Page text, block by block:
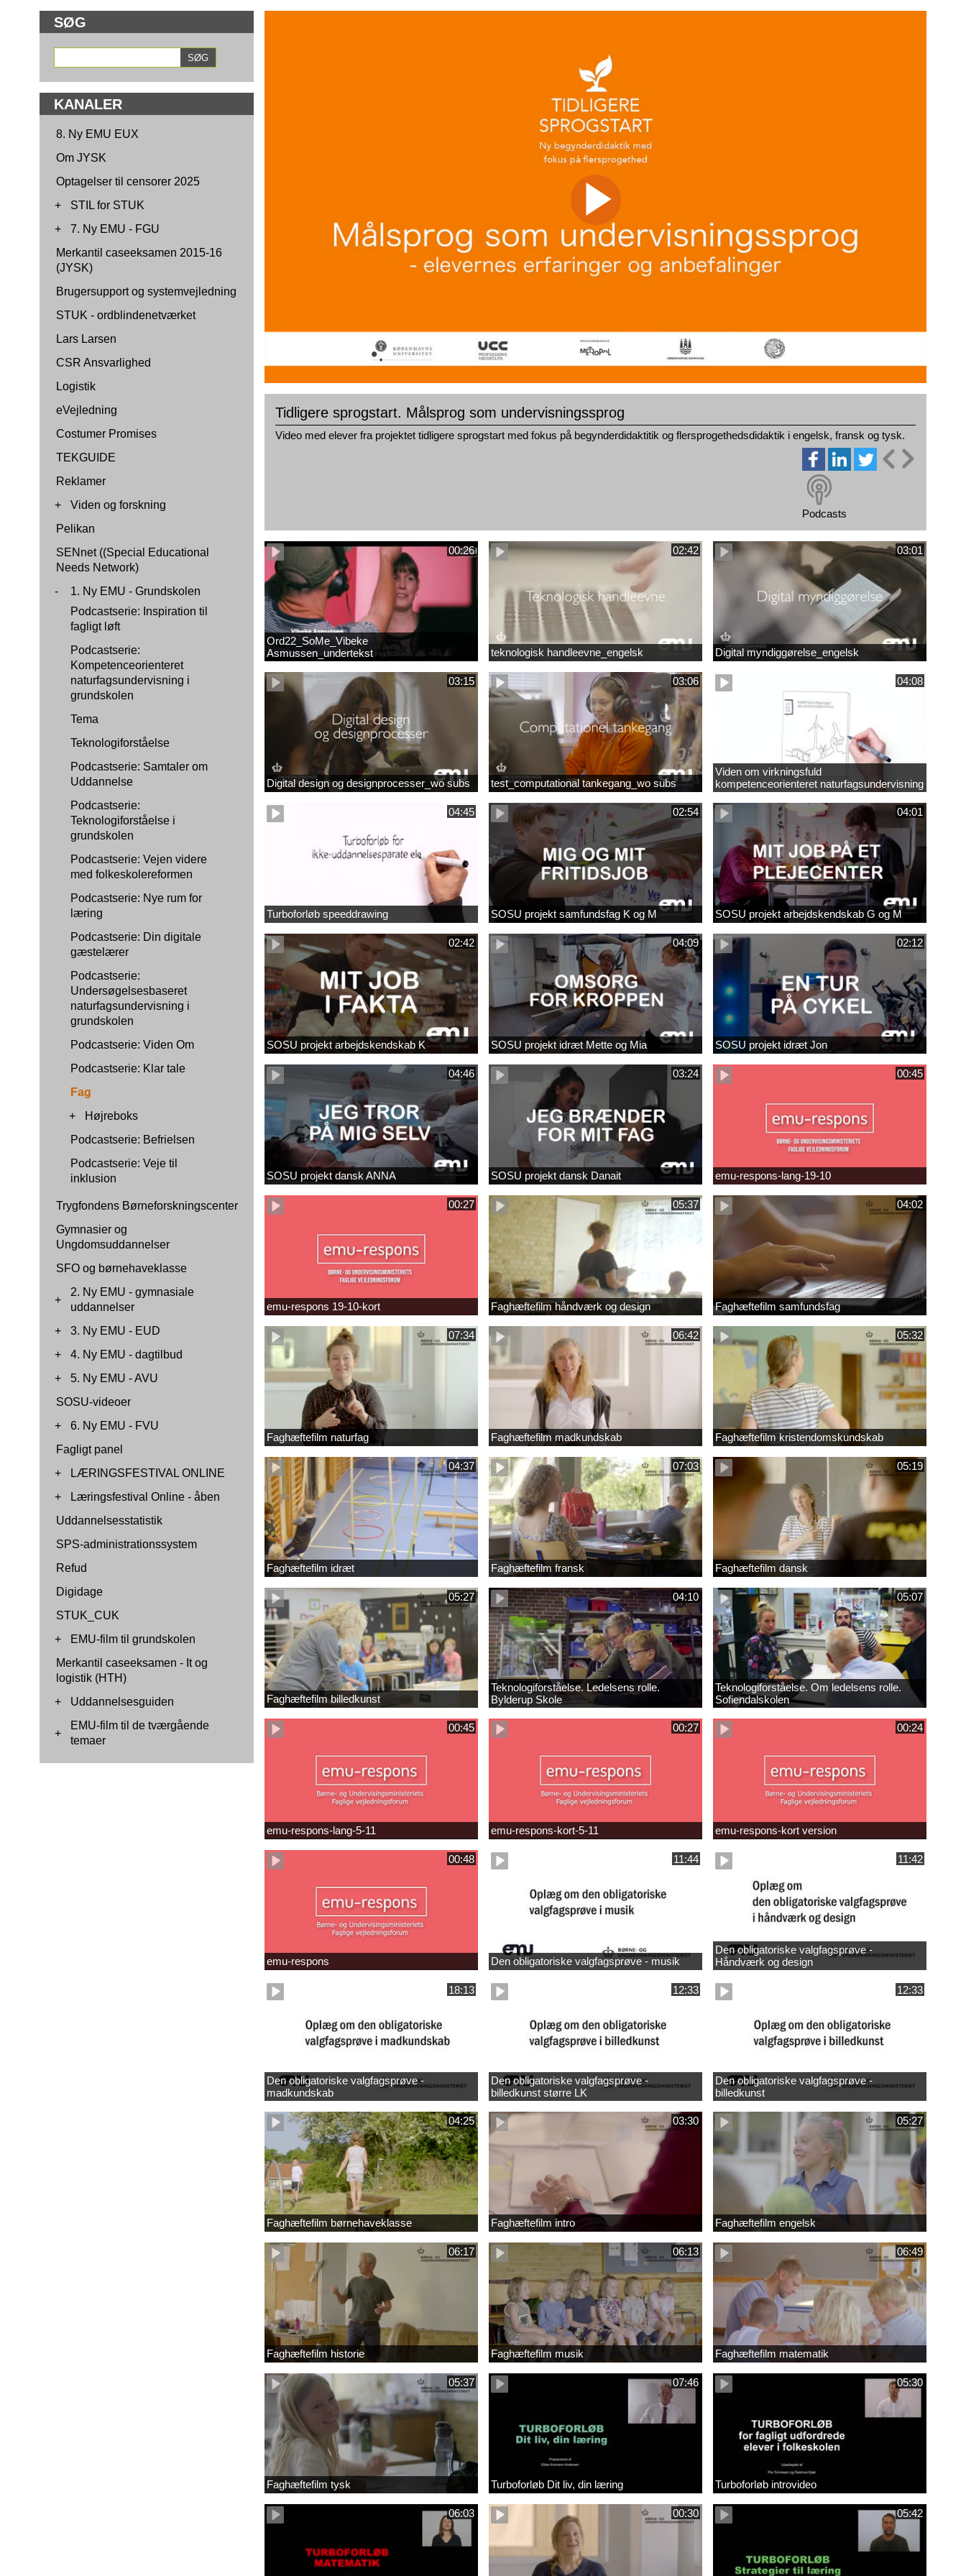
SØG
KANALER
8. Ny EMU EUX
Om JYSK
Optagelser til censorer 2025
+
STIL for STUK
+
7. Ny EMU - FGU
Merkantil caseeksamen 2015-16
(JYSK)
Brugersupport og systemvejledning
STUK - ordblindenetværket
Lars Larsen
CSR Ansvarlighed
Logistik
eVejledning
Costumer Promises
TEKGUIDE
Reklamer
+
Viden og forskning
Pelikan
SENnet ((Special Educational
Needs Network)
-
1. Ny EMU - Grundskolen
Podcastserie: Inspiration til
fagligt løft
Podcastserie:
Kompetenceorienteret
naturfagsundervisning i
grundskolen
Tema
Teknologiforståelse
Podcastserie: Samtaler om
Uddannelse
Podcastserie:
Teknologiforståelse i
grundskolen
Podcastserie: Vejen videre
med folkeskolereformen
Podcastserie: Nye rum for
læring
Podcastserie: Din digitale
gæstelærer
Podcastserie:
Undersøgelsesbaseret
naturfagsundervisning i
grundskolen
Podcastserie: Viden Om
Podcastserie: Klar tale
Fag
+
Højreboks
Podcastserie: Befrielsen
Podcastserie: Veje til
inklusion
Trygfondens Børneforskningscenter
Gymnasier og
Ungdomsuddannelser
SFO og børnehaveklasse
+
2. Ny EMU - gymnasiale
uddannelser
+
3. Ny EMU - EUD
+
4. Ny EMU - dagtilbud
+
5. Ny EMU - AVU
SOSU-videoer
+
6. Ny EMU - FVU
Fagligt panel
+
LÆRINGSFESTIVAL ONLINE
+
Læringsfestival Online - åben
Uddannelsesstatistik
SPS-administrationssystem
Refud
Digidage
STUK_CUK
+
EMU-film til grundskolen
Merkantil caseeksamen - It og
logistik (HTH)
+
Uddannelsesguiden
+
EMU-film til de tværgående
temaer
Tidligere sprogstart. Målsprog som undervisningssprog
Video med elever fra projektet tidligere sprogstart med fokus på begynderdidaktitik og flersprogethedsdidaktik i engelsk, fransk og tysk.
Podcasts
00:26
Ord22_SoMe_Vibeke
Asmussen_undertekst
02:42
teknologisk handleevne_engelsk
03:01
Digital myndiggørelse_engelsk
03:15
Digital design og designprocesser_wo subs
03:06
test_computational tankegang_wo subs
04:08
Viden om virkningsfuld
kompetenceorienteret naturfagsundervisning
04:45
Turboforløb speeddrawing
02:54
SOSU projekt samfundsfag K og M
04:01
SOSU projekt arbejdskendskab G og M
02:42
SOSU projekt arbejdskendskab K
04:09
SOSU projekt idræt Mette og Mia
02:12
SOSU projekt idræt Jon
04:46
SOSU projekt dansk ANNA
03:24
SOSU projekt dansk Danait
00:45
emu-respons-lang-19-10
00:27
emu-respons 19-10-kort
05:37
Faghæftefilm håndværk og design
04:02
Faghæftefilm samfundsfag
07:34
Faghæftefilm naturfag
06:42
Faghæftefilm madkundskab
05:32
Faghæftefilm kristendomskundskab
04:37
Faghæftefilm idræt
07:03
Faghæftefilm fransk
05:19
Faghæftefilm dansk
05:27
Faghæftefilm billedkunst
04:10
Teknologiforståelse. Ledelsens rolle.
Bylderup Skole
05:07
Teknologiforståelse. Om ledelsens rolle.
Sofiendalskolen
00:45
emu-respons-lang-5-11
00:27
emu-respons-kort-5-11
00:24
emu-respons-kort version
00:48
emu-respons
11:44
Den obligatoriske valgfagsprøve - musik
11:42
Den obligatoriske valgfagsprøve -
Håndværk og design
18:13
Den obligatoriske valgfagsprøve -
madkundskab
12:33
Den obligatoriske valgfagsprøve -
billedkunst større LK
12:33
Den obligatoriske valgfagsprøve -
billedkunst
04:25
Faghæftefilm børnehaveklasse
03:30
Faghæftefilm intro
05:27
Faghæftefilm engelsk
06:17
Faghæftefilm historie
06:13
Faghæftefilm musik
06:49
Faghæftefilm matematik
05:37
Faghæftefilm tysk
07:46
Turboforløb Dit liv, din læring
05:30
Turboforløb introvideo
06:03 00:30 05:42